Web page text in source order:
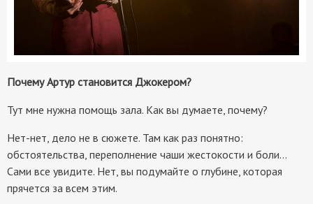
Почему Артур становится Джокером?
Тут мне нужна помощь зала. Как вы думаете, почему?
Нет-нет, дело не в сюжете. Там как раз понятно:
обстоятельства, переполнение чаши жестокости и боли…
Сами все увидите. Нет, вы подумайте о глубине, которая
прячется за всем этим.